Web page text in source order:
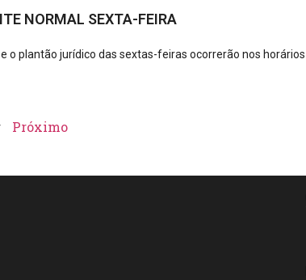
NORMAL SEXTA-FEIRA
o plantão jurídico das sextas-feiras ocorrerão nos horários
Próximo